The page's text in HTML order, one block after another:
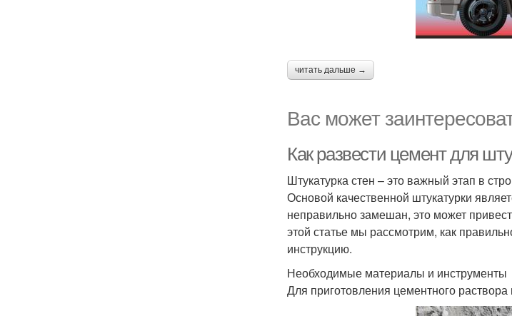
читать дальше →
Вас может
Как развести цемент для
Штукатурка стен – это важный этап в
Основой качественной штукатурки
неправильно замешан, это может
этой статье мы рассмотрим, как
инструкцию.
Необходимые материалы и инструменты
Для приготовления цементного